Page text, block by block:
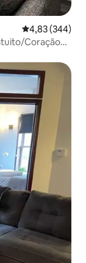
4,83 de uma
4,83 (344)
Coração